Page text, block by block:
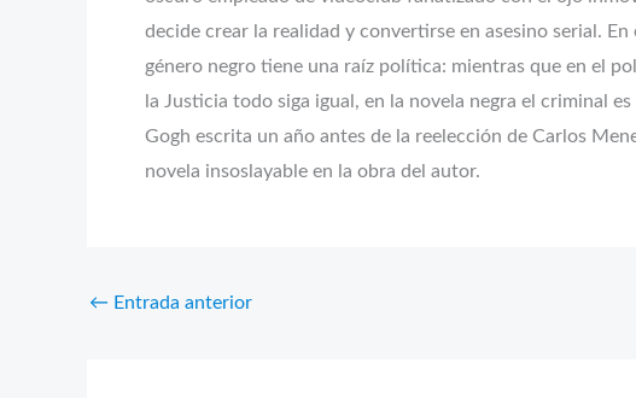
decide crear la realidad y convertirse en asesino serial.
género negro tiene una raíz política: mientras que en el
la Justicia todo siga igual, en la novela negra el criminal
Gogh escrita un año antes de la reelección de Carlos
novela insoslayable en la obra del autor.
← Entrada anterior